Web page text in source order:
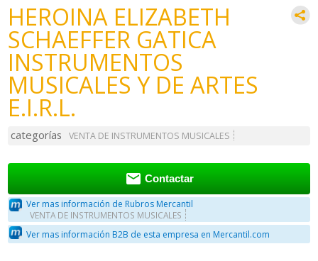
HEROINA ELIZABETH
SCHAEFFER GATICA
INSTRUMENTOS
MUSICALES Y DE ARTES
E.I.R.L.
categorías VENTA DE INSTRUMENTOS MUSICALES
 Contactar
Ver mas información de Rubros Mercantil
VENTA DE INSTRUMENTOS MUSICALES
Ver mas información B2B de esta empresa en Mercantil.com